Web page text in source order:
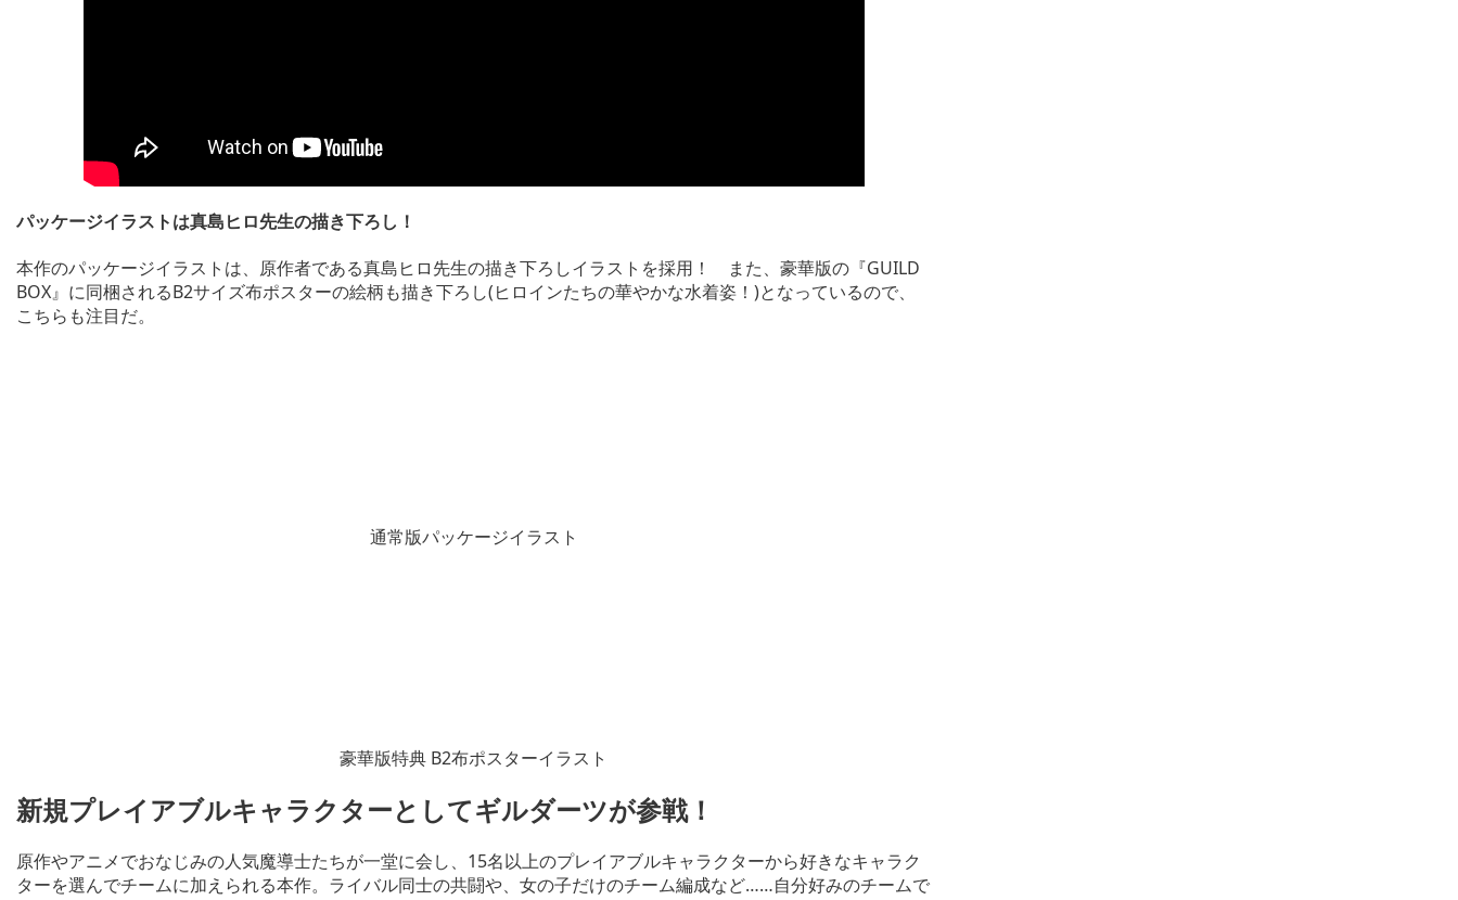
パッケージイラストは真島ヒロ先生の描き下ろし！
本作のパッケージイラストは、原作者である真島ヒロ先生の描き下ろしイラストを採用！ また、豪華版の『GUILD
BOX』に同梱されるB2サイズ布ポスターの絵柄も描き下ろし(ヒロインたちの華やかな水着姿！)となっているので、
こちらも注目だ。
通常版パッケージイラスト
豪華版特典 B2布ポスターイラスト
新規プレイアブルキャラクターとしてギルダーツが参戦！
原作やアニメでおなじみの人気魔導士たちが一堂に会し、15名以上のプレイアブルキャラクターから好きなキャラク
ターを選んでチームに加えられる本作。ライバル同士の共闘や、女の子だけのチーム編成など……自分好みのチームで